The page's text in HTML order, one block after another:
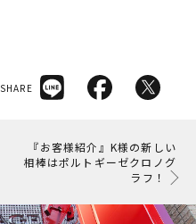
SHARE
『お客様紹介』K様の新しい
相棒はポルトギーゼクロノグ
ラフ！